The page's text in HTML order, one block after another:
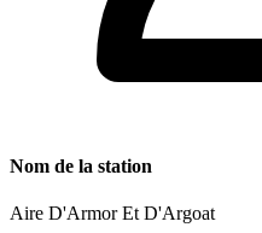
Nom de la station
Aire D'Armor Et D'Argoat